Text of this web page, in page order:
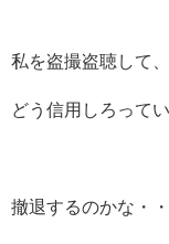
私を盗撮盗聴して
どう信用しろってい
撤退するのかな・